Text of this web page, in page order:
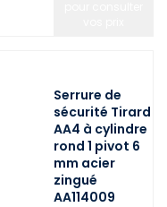
Serrure de
sécurité Tirard
AA4 à cylindre
rond 1 pivot 6
mm acier
zingué
AA114009